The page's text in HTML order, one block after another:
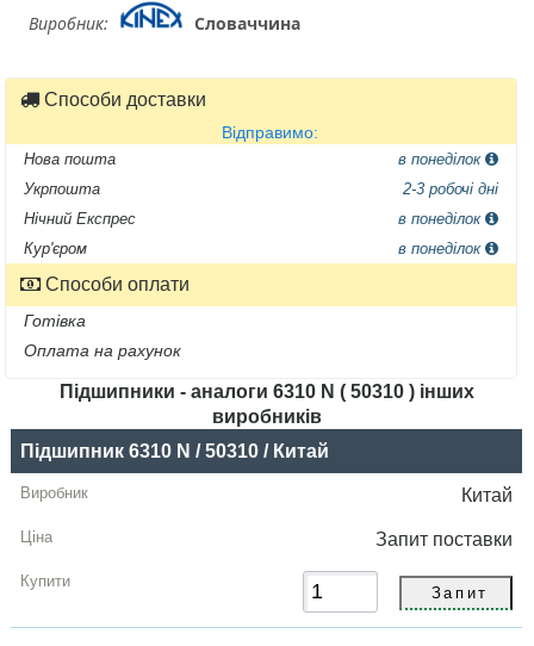
Виробник:
Словаччина
Способи доставки
Відправимо:
Нова пошта
в понеділок
Укрпошта
2-3 робочі дні
Нічний Експрес
в понеділок
Кур'єром
в понеділок
Способи оплати
Готівка
Оплата на рахунок
Підшипники - аналоги 6310 N ( 50310 ) інших
виробників
Назва
Виробник
Радіальний
грн
Підшипник 6310 N / 50310 / Китай
Китай
Запит поставки